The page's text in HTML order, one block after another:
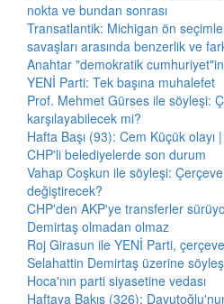
nokta ve bundan sonrası
Transatlantik: Michigan ön
savaşları arasında benzerlik ve
Anahtar "demokratik cumhuriyet"in
YENİ Parti: Tek başına muhalefet
Prof. Mehmet Gürses ile söyleşi:
karşılayabilecek mi?
Hafta Başı (93): Cem Küçük
CHP'li belediyelerde son durum
Vahap Coşkun ile söyleşi:
değiştirecek?
CHP'den AKP'ye transferler
Demirtaş olmadan olmaz
Roj Girasun ile YENİ Parti,
Selahattin Demirtaş üzerine
Hoca'nın parti siyasetine vedası
Haftaya Bakış (326):